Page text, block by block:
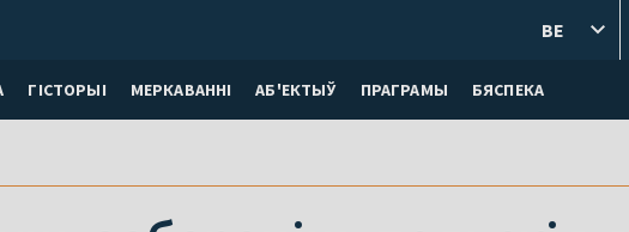
ГІСТОРЫІ МЕРКАВАННI АБ'ЕКТЫЎ ПРАГРАМЫ БЯСПЕКА
BE